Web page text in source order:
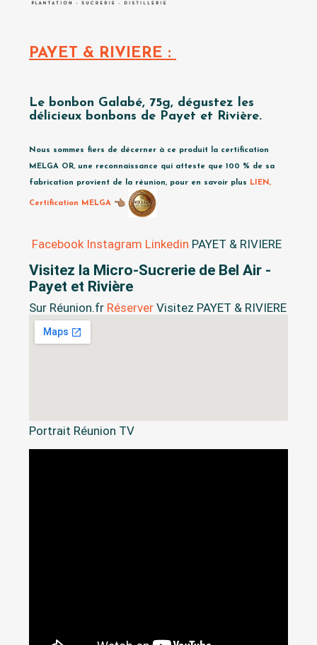
PAYET & RIVIERE :
Le bonbon Galabé, 75g, dégustez les
délicieux bonbons de Payet et Rivière.
Nous sommes fiers de décerner à ce produit la certification
MELGA OR, une reconnaissance qui atteste que 100 % de sa
fabrication provient de la réunion, pour en savoir plus LIEN,
Certification MELGA
Facebook Instagram Linkedin PAYET & RIVIERE
Visitez la Micro-Sucrerie de Bel Air -
Payet et Rivière
Sur Réunion.fr Réserver Visitez PAYET & RIVIERE
Portrait Réunion TV